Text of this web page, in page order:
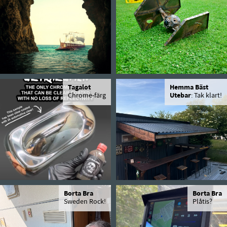
Tagalot
Chrome-färg
Hemma Bäst
Utebar: Tak klart!
Borta Bra
Sweden Rock!
Borta Bra
Plåtis?